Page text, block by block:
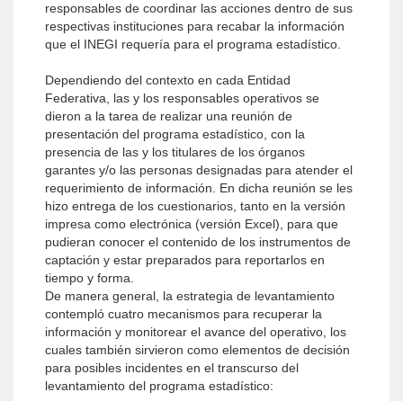
responsables de coordinar las acciones dentro de sus
respectivas instituciones para recabar la información
que el INEGI requería para el programa estadístico.
Dependiendo del contexto en cada Entidad
Federativa, las y los responsables operativos se
dieron a la tarea de realizar una reunión de
presentación del programa estadístico, con la
presencia de las y los titulares de los órganos
garantes y/o las personas designadas para atender el
requerimiento de información. En dicha reunión se les
hizo entrega de los cuestionarios, tanto en la versión
impresa como electrónica (versión Excel), para que
pudieran conocer el contenido de los instrumentos de
captación y estar preparados para reportarlos en
tiempo y forma.
De manera general, la estrategia de levantamiento
contempló cuatro mecanismos para recuperar la
información y monitorear el avance del operativo, los
cuales también sirvieron como elementos de decisión
para posibles incidentes en el transcurso del
levantamiento del programa estadístico: